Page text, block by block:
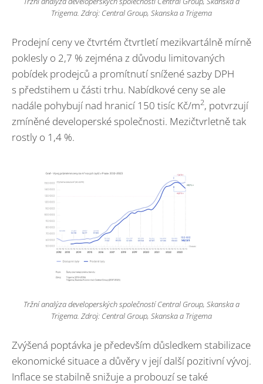
Trigema. Zdroj: Central Group, Skanska a Trigema
Prodejní ceny ve čtvrtém čtvrtletí mezikvartálně mírně
poklesly o 2,7 % zejména z důvodu limitovaných
pobídek prodejců a promítnutí snížené sazby DPH
s předstihem u části trhu. Nabídkové ceny se ale
nadále pohybují nad hranicí 150 tisíc Kč/m2, potvrzují
zmíněné developerské společnosti. Mezičtvrletně tak
rostly o 1,4 %.
Tržní analýza developerských společností Central Group, Skanska a
Trigema. Zdroj: Central Group, Skanska a Trigema
Zvýšená poptávka je především důsledkem stabilizace
ekonomické situace a důvěry v její další pozitivní vývoj.
Inflace se stabilně snižuje a probouzí se také